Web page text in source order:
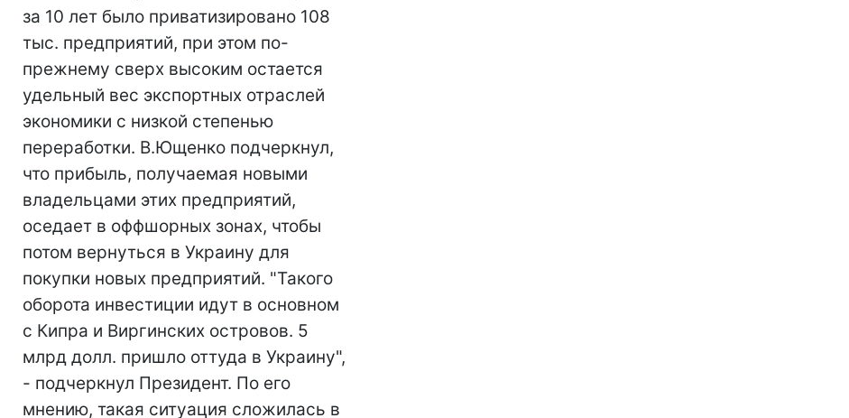
за 10 лет было приватизировано 108
тыс. предприятий, при этом по-
прежнему сверх высоким остается
удельный вес экспортных отраслей
экономики с низкой степенью
переработки. В.Ющенко подчеркнул,
что прибыль, получаемая новыми
владельцами этих предприятий,
оседает в оффшорных зонах, чтобы
потом вернуться в Украину для
покупки новых предприятий. "Такого
оборота инвестиции идут в основном
с Кипра и Виргинских островов. 5
млрд долл. пришло оттуда в Украину",
- подчеркнул Президент. По его
мнению, такая ситуация сложилась в